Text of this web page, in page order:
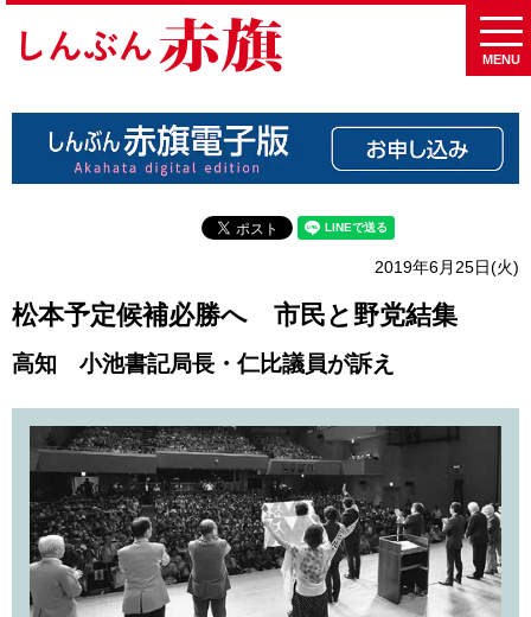
MENU
2019年6月25日(火)
松本予定候補必勝へ 市民と野党結集
高知 小池書記局長・仁比議員が訴え